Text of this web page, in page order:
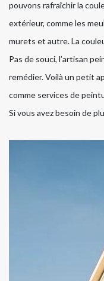
pouvons rafraîchir la
extérieur, comme les
murets et autre. La
Pas de souci, l’artisan
remédier. Voilà un petit
comme services de
Si vous avez besoin de